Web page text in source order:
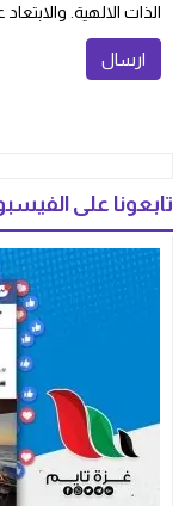
الذات الالهية.
تابعونا على